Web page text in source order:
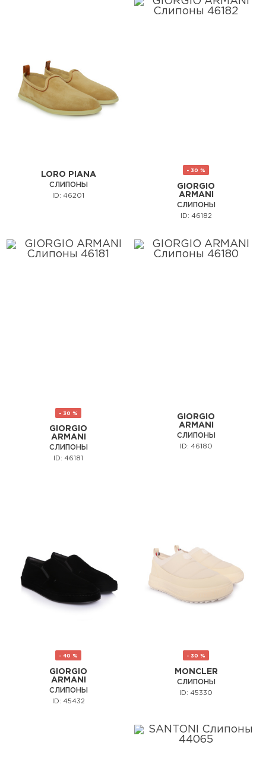
LORO PIANA
СЛИПОНЫ
ID: 46201
- 30 %
GIORGIO
ARMANI
СЛИПОНЫ
ID: 46182
- 30 %
GIORGIO
ARMANI
СЛИПОНЫ
ID: 46181
GIORGIO
ARMANI
СЛИПОНЫ
ID: 46180
- 40 %
GIORGIO
ARMANI
СЛИПОНЫ
ID: 45432
- 30 %
MONCLER
СЛИПОНЫ
ID: 45330